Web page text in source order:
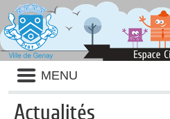
Liste
des
avertissements
MENU
Actualités